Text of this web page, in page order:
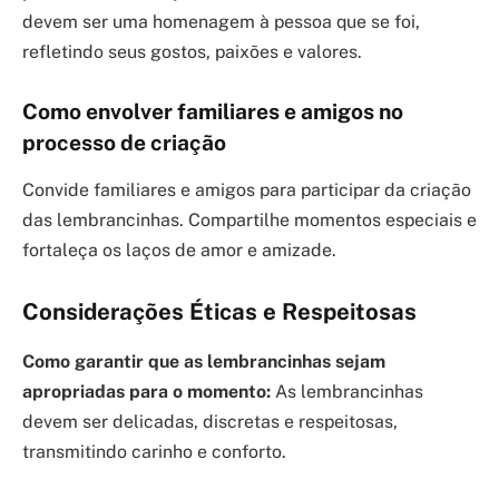
devem ser uma homenagem à pessoa que se foi,
refletindo seus gostos, paixões e valores.
Como envolver familiares e amigos no
processo de criação
Convide familiares e amigos para participar da criação
das lembrancinhas. Compartilhe momentos especiais e
fortaleça os laços de amor e amizade.
Considerações Éticas e Respeitosas
Como garantir que as lembrancinhas sejam
apropriadas para o momento: As lembrancinhas
devem ser delicadas, discretas e respeitosas,
transmitindo carinho e conforto.